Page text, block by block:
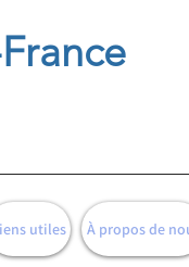
utiles À propos de